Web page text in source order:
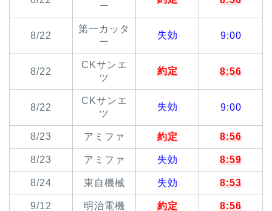
ー
8/22
第一カッタ
ー
失効 9:00
8/22
CKサンエ
ツ
約定 8:56
8/22
CKサンエ
ツ
失効 9:00
8/23 アミファ 約定 8:56
8/23 アミファ 失効 8:59
8/24 東自機械 失効 8:53
9/12 明治電機 約定 8:56